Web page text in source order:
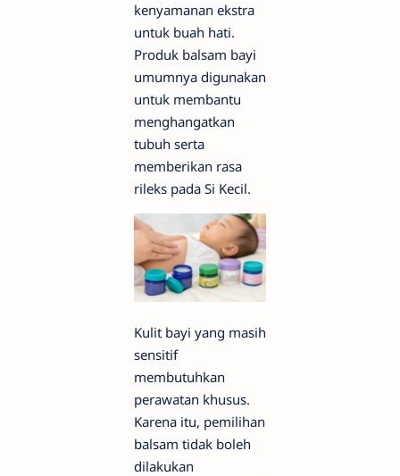
kenyamanan ekstra
untuk buah hati.
Produk balsam bayi
umumnya digunakan
untuk membantu
menghangatkan
tubuh serta
memberikan rasa
rileks pada Si Kecil.
Kulit bayi yang masih
sensitif
membutuhkan
perawatan khusus.
Karena itu, pemilihan
balsam tidak boleh
dilakukan